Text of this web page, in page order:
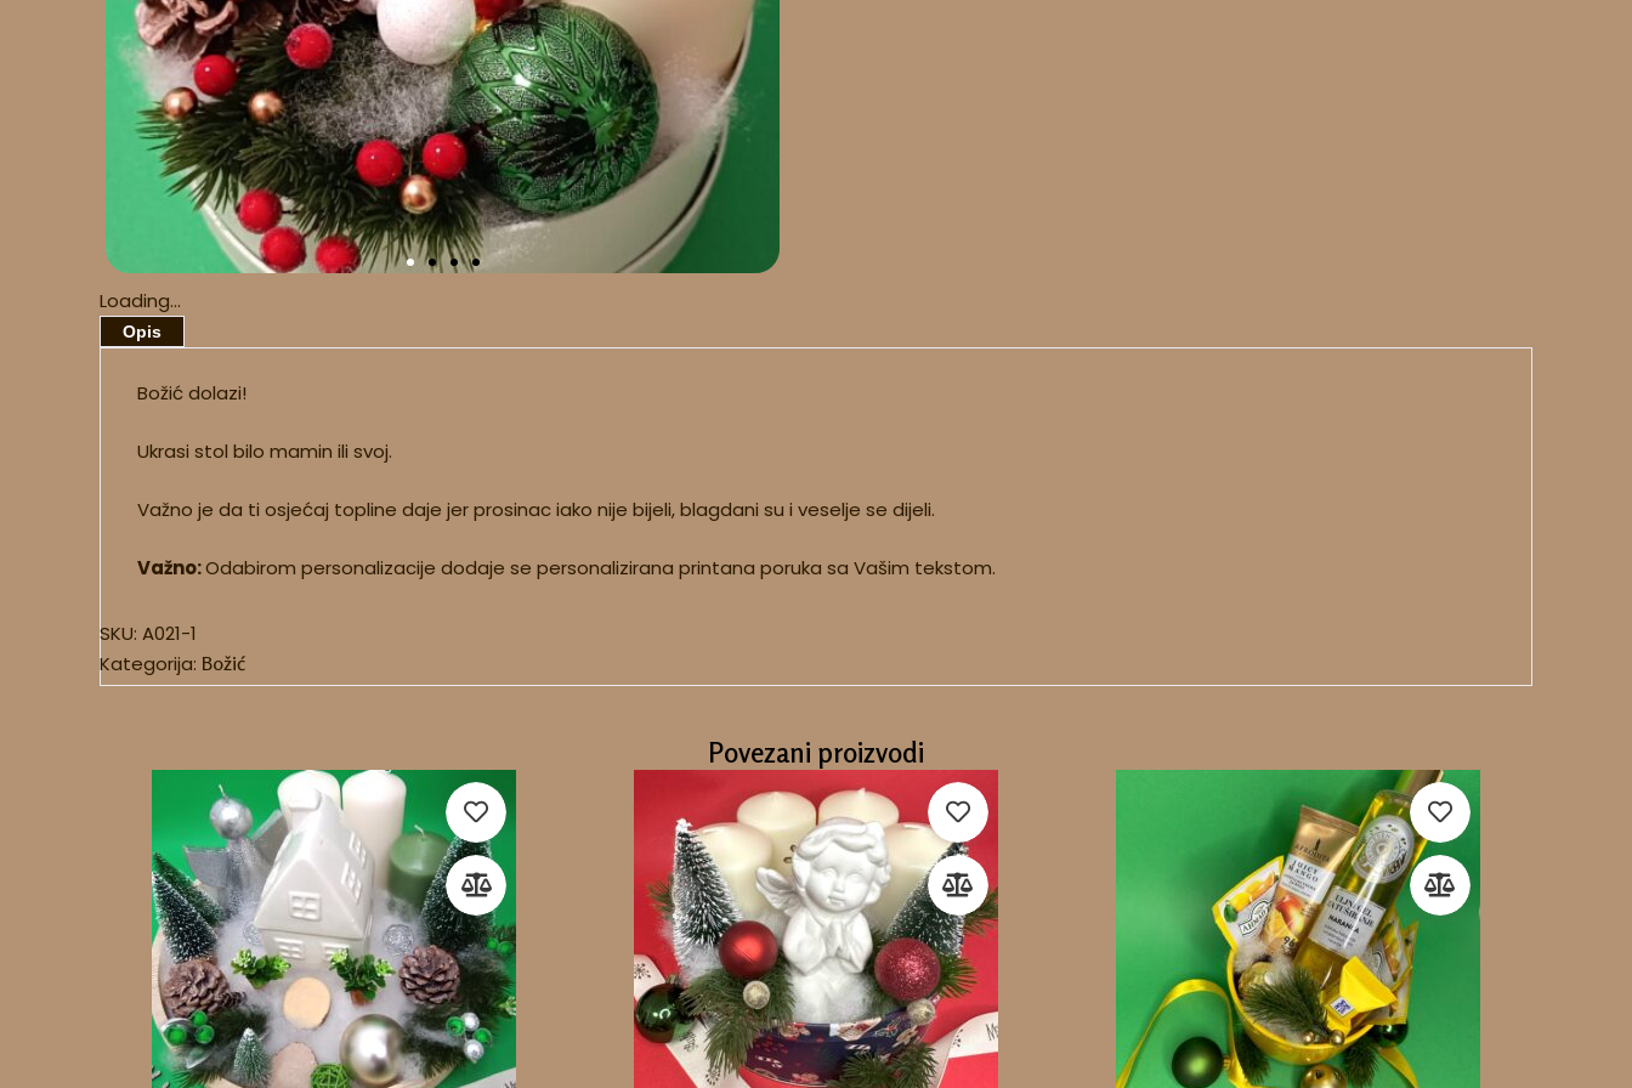
Loading...
Opis
Božić dolazi!
Ukrasi stol bilo mamin ili svoj.
Važno je da ti osjećaj topline daje jer prosinac iako nije bijeli, blagdani su i veselje se dijeli.
Važno:Odabirom personalizacije dodaje se personalizirana printana poruka sa Vašim tekstom.
SKU: A021-1
Kategorija: Božić
Povezani proizvodi